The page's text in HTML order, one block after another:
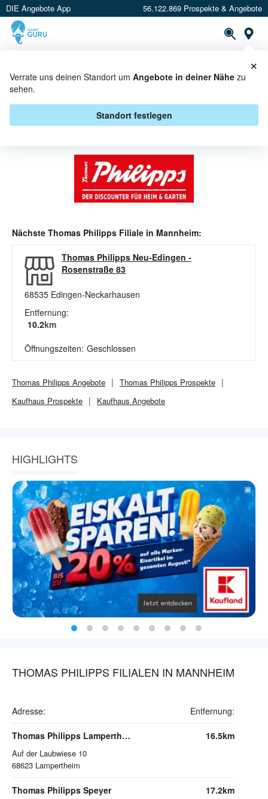
DIE Angebote App 56.122.869 Prospekte & Angebote
Verrate uns deinen Standort um Angebote in deiner Nähe zu
sehen.
Standort festlegen
×
THOMAS PHILIPPS ANGEBOTE IN
Nächste Thomas Philipps Filiale in Mannheim:
Thomas Philipps Neu-Edingen -
Rosenstraße 83
68535 Edingen-Neckarhausen
Entfernung:
10.2km
Öffnungszeiten: Geschlossen
Thomas Philipps Angebote Thomas Philipps Prospekte
Kaufhaus Prospekte Kaufhaus Angebote
HIGHLIGHTS
THOMAS PHILIPPS FILIALEN IN MANNHEIM
Adresse: Entfernung:
Thomas Philipps Lampertheim- Rosengarten
Auf der Laubwiese 10
68623 Lampertheim
16.5km
Thomas Philipps Speyer 17.2km